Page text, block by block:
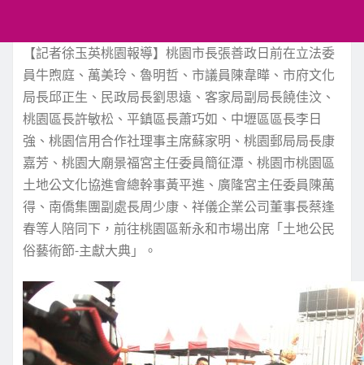
【記者徐玉英桃園報導】桃園市長張善政日前在立法委
員牛煦庭、萬美玲、魯明哲、市議員陳韋曄、市府文化
局長邱正生、民政局長劉思遠、客家局副局長饒佳汶、
桃園區長許敏松、平鎮區長蕭巧如、中壢區區長李日
強、桃園信用合作社理事主席蘇家明、桃園郵局局長康
嘉芳、桃園大廟景福宮主任委員簡征潭、桃園市桃園區
土地公文化協進會總幹事黃平進、廣隆宮主任委員陳萬
得、南僑集團副處長周少康、祥儀企業公司董事長蔡逢
春等人陪同下，前往桃園區新永和市場出席「土地公民
俗藝術節-主獻大典」。